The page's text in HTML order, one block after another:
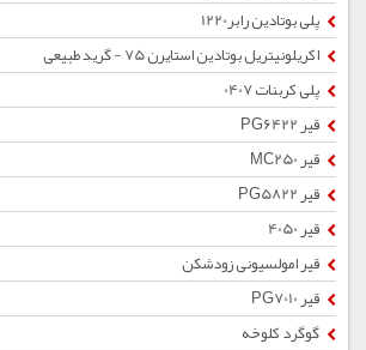
پلی بوتادین رابر1220
اکریلونیتریل بوتادین استایرن 75 - گرید طبیعی
پلی کربنات 0407
قیر PG6422
قیر MC250
قیر PG5822
قیر 4050
قیر امولسیونی زودشکن
قیر PG7010
گوگرد کلوخه